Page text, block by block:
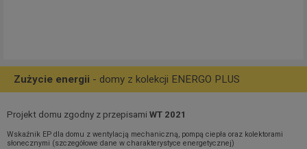
Zużycie energii - domy z kolekcji ENERGO PLUS
Projekt domu zgodny z przepisami WT 2021
Wskaźnik EP dla domu z wentylacją mechaniczną, pompą ciepła oraz kolektorami
słonecznymi (szczegółowe dane w charakterystyce energetycznej)